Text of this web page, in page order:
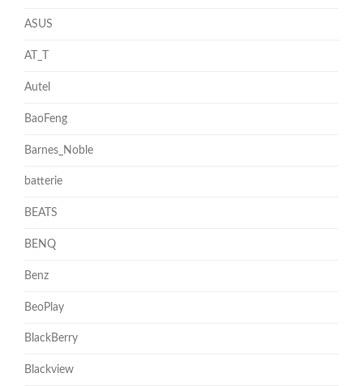
ASUS
AT_T
Autel
BaoFeng
Barnes_Noble
batterie
BEATS
BENQ
Benz
BeoPlay
BlackBerry
Blackview